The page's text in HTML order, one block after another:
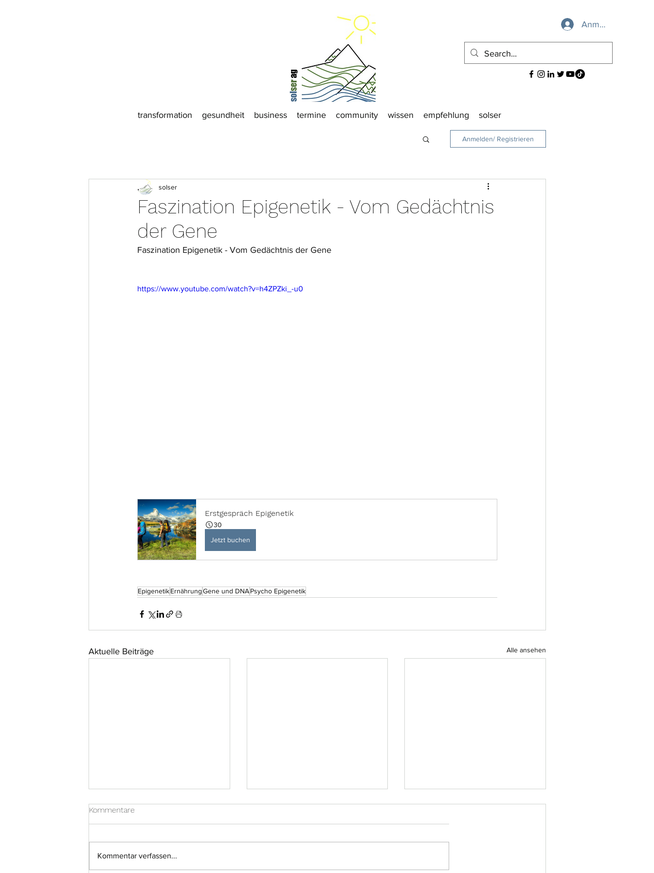
Anmelden
transformation gesundheit business termine community wissen empfehlung solser
Anmelden/ Registrieren
Faszination Epigenetik - Vom Gedächtnis
der Gene
solser
Faszination Epigenetik - Vom Gedächtnis der Gene
https://www.youtube.com/watch?v=h4ZPZki_-u0
Erstgespräch Epigenetik
30
Jetzt buchen
EpigenetikErnährungGene und DNAPsycho Epigenetik
Aktuelle Beiträge Alle ansehen
Kommentare
Kommentar verfassen...